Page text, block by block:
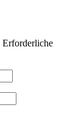
Erforderliche